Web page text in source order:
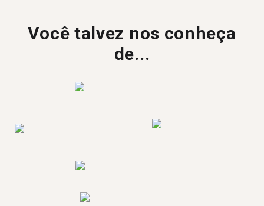
Você talvez nos conheça
de...